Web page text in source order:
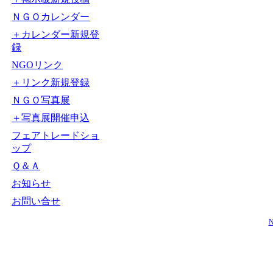
ＮＧＯカレンダー
＋カレンダー新規登
録
NGOリンク
＋リンク新規登録
ＮＧＯ写真展
＋写真展開催申込
フェアトレードショ
ップ
Ｑ＆Ａ
お知らせ
お問い合せ